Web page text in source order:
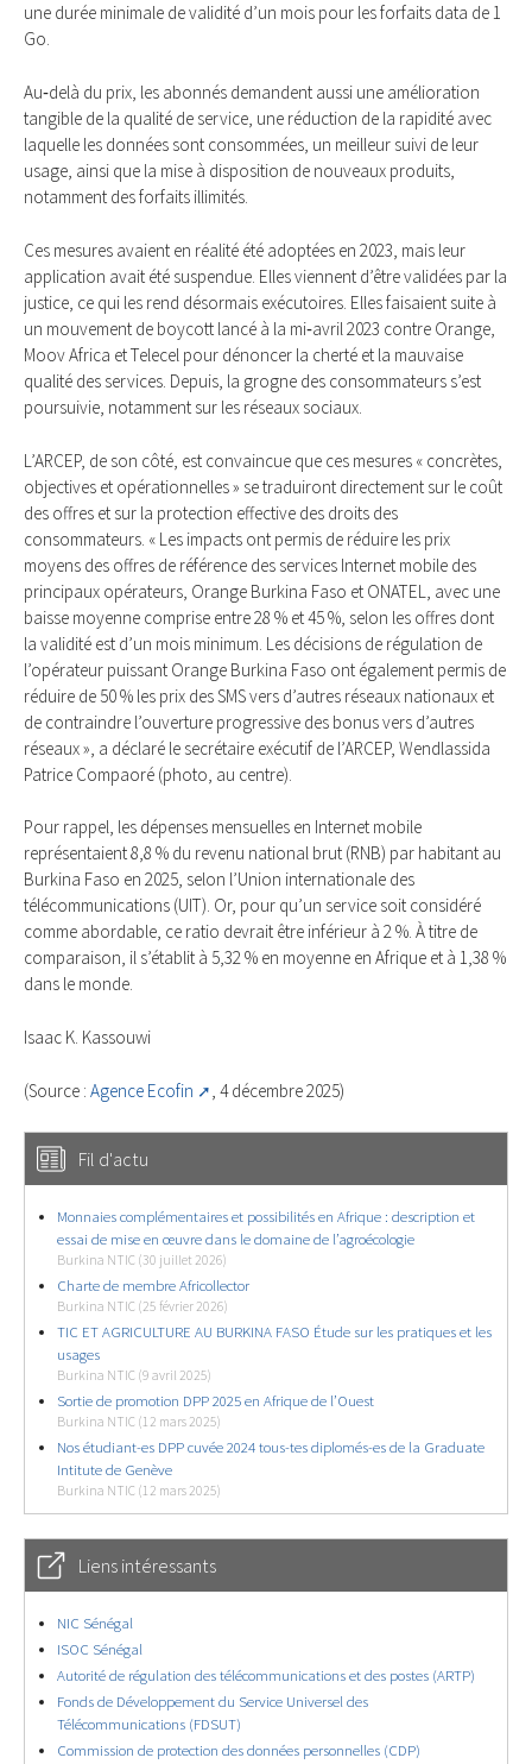
une durée minimale de validité d’un mois pour les forfaits data de 1
Go.
Au‑delà du prix, les abonnés demandent aussi une amélioration
tangible de la qualité de service, une réduction de la rapidité avec
laquelle les données sont consommées, un meilleur suivi de leur
usage, ainsi que la mise à disposition de nouveaux produits,
notamment des forfaits illimités.
Ces mesures avaient en réalité été adoptées en 2023, mais leur
application avait été suspendue. Elles viennent d’être validées par la
justice, ce qui les rend désormais exécutoires. Elles faisaient suite à
un mouvement de boycott lancé à la mi‑avril 2023 contre Orange,
Moov Africa et Telecel pour dénoncer la cherté et la mauvaise
qualité des services. Depuis, la grogne des consommateurs s’est
poursuivie, notamment sur les réseaux sociaux.
L’ARCEP, de son côté, est convaincue que ces mesures « concrètes,
objectives et opérationnelles » se traduiront directement sur le coût
des offres et sur la protection effective des droits des
consommateurs. « Les impacts ont permis de réduire les prix
moyens des offres de référence des services Internet mobile des
principaux opérateurs, Orange Burkina Faso et ONATEL, avec une
baisse moyenne comprise entre 28 % et 45 %, selon les offres dont
la validité est d’un mois minimum. Les décisions de régulation de
l’opérateur puissant Orange Burkina Faso ont également permis de
réduire de 50 % les prix des SMS vers d’autres réseaux nationaux et
de contraindre l’ouverture progressive des bonus vers d’autres
réseaux », a déclaré le secrétaire exécutif de l’ARCEP, Wendlassida
Patrice Compaoré (photo, au centre).
Pour rappel, les dépenses mensuelles en Internet mobile
représentaient 8,8 % du revenu national brut (RNB) par habitant au
Burkina Faso en 2025, selon l’Union internationale des
télécommunications (UIT). Or, pour qu’un service soit considéré
comme abordable, ce ratio devrait être inférieur à 2 %. À titre de
comparaison, il s’établit à 5,32 % en moyenne en Afrique et à 1,38 %
dans le monde.
Isaac K. Kassouwi
(Source : Agence Ecofin , 4 décembre 2025)
Fil d'actu
Monnaies complémentaires et possibilités en Afrique : description et
essai de mise en œuvre dans le domaine de l’agroécologie
Burkina NTIC (30 juillet 2026)
Charte de membre Africollector
Burkina NTIC (25 février 2026)
TIC ET AGRICULTURE AU BURKINA FASO Étude sur les pratiques et les
usages
Burkina NTIC (9 avril 2025)
Sortie de promotion DPP 2025 en Afrique de l’Ouest
Burkina NTIC (12 mars 2025)
Nos étudiant-es DPP cuvée 2024 tous-tes diplomés-es de la Graduate
Intitute de Genève
Burkina NTIC (12 mars 2025)
Liens intéressants
NIC Sénégal
ISOC Sénégal
Autorité de régulation des télécommunications et des postes (ARTP)
Fonds de Développement du Service Universel des
Télécommunications (FDSUT)
Commission de protection des données personnelles (CDP)